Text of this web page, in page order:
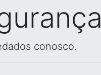
conosco.